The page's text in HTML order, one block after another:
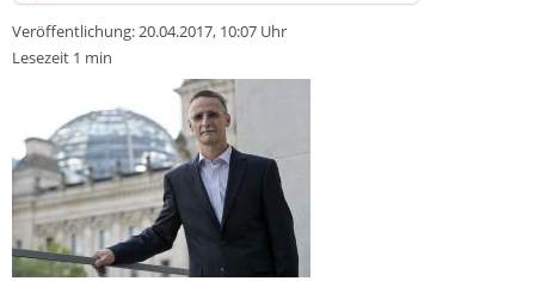
Veröffentlichung:20.04.2017, 10:07 Uhr
Lesezeit 1 min